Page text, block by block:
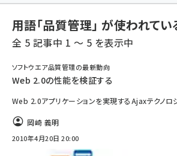
ツ
ai (2480)
加藤銘のチーム貢献～仲間と築い
iot女子会 (2263)
北海道をのんびり旅する晴山佳須
drupal (1940)
genai (1473)
ai crunch (1347)
用語「品質管理」 が使われて
全 5 記事中 1 ～ 5 を表示中
ソフトウエア品質管理の最新動向
Web 2.0の性能を検証する
Web 2.0アプリケーションを実現するAjaxテクノロ
岡崎 義明
2010年4月20日 20:00